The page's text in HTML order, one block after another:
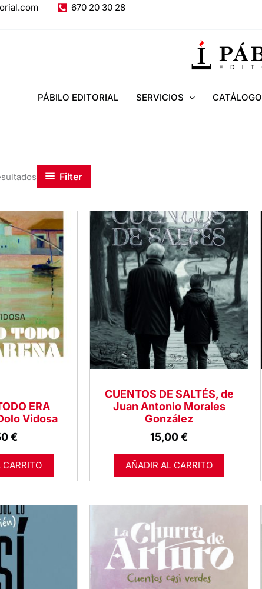
670 20 30 28
PÁBILO EDITORIAL SERVICIOS CATÁLOGO
Filter
ERA
Vidosa
€
CARRITO
CUENTOS DE SALTÉS, de
Juan Antonio Morales
González
15,00€
AÑADIR AL CARRITO